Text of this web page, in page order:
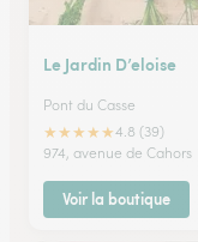
Le Jardin D’eloise
Pont du Casse
★★★★★4.8 (39)
974, avenue de Cahors
Voir la boutique